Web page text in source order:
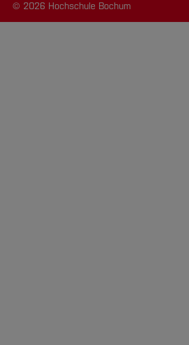
© 2026 Hochschule Bochum